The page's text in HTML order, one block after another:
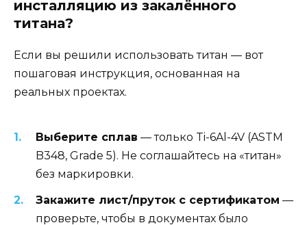
инсталляцию из закалённого
титана?
Если вы решили использовать титан — вот
пошаговая инструкция, основанная на
реальных проектах.
Выберите сплав — только Ti-6Al-4V (ASTM
B348, Grade 5). Не соглашайтесь на «титан»
без маркировки.
Закажите лист/пруток с сертификатом —
проверьте, чтобы в документах было